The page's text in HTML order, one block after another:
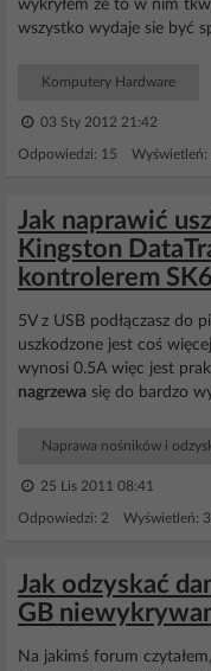
wykryłem że to w nim
wszystko wydaje sie być
Komputery Hardware
03 Sty 2012 21:42
Odpowiedzi: 15 Wyświetleń:
Jak naprawić
Kingston
kontrolerem
5V z USB podłączasz do
uszkodzone jest coś
wynosi 0.5A więc jest
nagrzewa się do bardzo
Naprawa nośników i
25 Lis 2011 08:41
Odpowiedzi: 2 Wyświetleń:
Jak odzyskać
GB
Na jakimś forum